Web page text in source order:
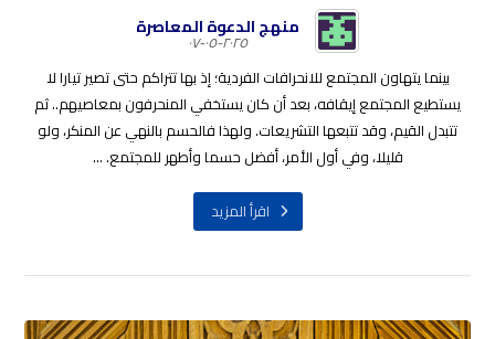
منهج الدعوة المعاصرة
٢٠٢٥-٠٥-٠٧
بينما يتهاون المجتمع للانحرافات الفردية؛ إذ بها تتراكم حتى تصير تيارا لا
يستطيع المجتمع إيقافه، بعد أن كان يستخفي المنحرفون بمعاصيهم.. ثم
تتبدل القيم، وقد تتبعها التشريعات. ولهذا فالحسم بالنهي عن المنكر، ولو
قليلا، وفي أول الأمر، أفضل حسما وأطهر للمجتمع. ...
اقرأ المزيد